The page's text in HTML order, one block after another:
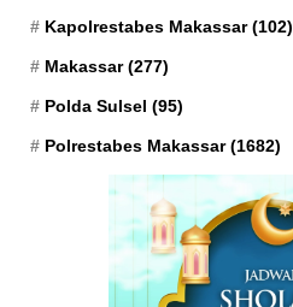
Kapolrestabes Makassar(102)
Makassar(277)
Polda Sulsel (95)
Polrestabes Makassar(1682)